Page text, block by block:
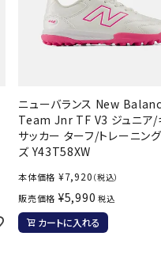
ニューバランス New
Team Jnr TF V3 ジュニア/
サッカー ターフ/トレーニン
ズ Y43T58XW
本体価格 ¥7,920 （税込）
販売価格 ¥5,990 税込
カートに入れる